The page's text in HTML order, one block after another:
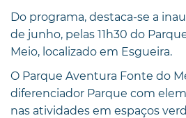
Do programa, destaca-se a
de junho, pelas 11h30 do
Meio, localizado em Esgueira.
O Parque Aventura Fonte do
diferenciador Parque com
nas atividades em espaços